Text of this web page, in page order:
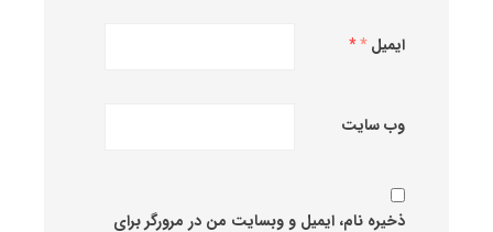
ایمیل*
وب‌ سایت
ذخیره نام، ایمیل و وبسایت من در مرورگر برای